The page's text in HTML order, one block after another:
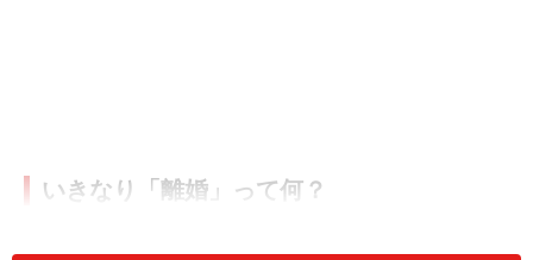
いきなり「離婚」って何？